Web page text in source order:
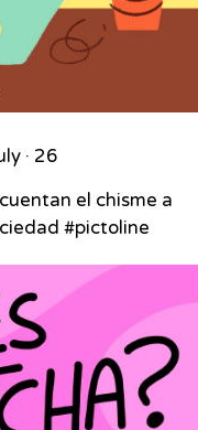
· 26
el chisme a
#pictoline